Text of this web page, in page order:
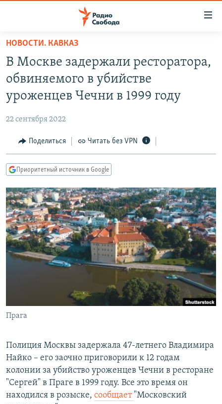
упрощенного
доступа
Вернуться
основному
Вернутся
Вернутся
поиску
ПОДКАСТЫ
АВТОРСКИЕ ПРОЕКТЫ
МНЕНИЯ
КУЛЬТУРА
КАВКАЗ.РЕАЛИИ
СЕВЕР.РЕАЛИИ
СИБИРЬ.РЕАЛИИ
РАСПИСАНИЕ ВЕЩАНИЯ
ПОДПИШИТЕСЬ НА РАССЫЛКУ
Все сайты РСЕ/РС
НОВОСТИ. КАВКАЗ
В Москве задержали ресторатора,
обвиняемого в убийстве
уроженцев Чечни в 1999 году
22 сентября 2022
Поделиться Читать без VPN
Приоритетный источник в Google
Прага
Полиция Москвы задержала 47-летнего Владимира
Найко – его заочно приговорили к 12 годам
колонии за убийство уроженцев Чечни в ресторане
"Сергей" в Праге в 1999 году. Все это время он
находился в розыске, сообщает "Московский